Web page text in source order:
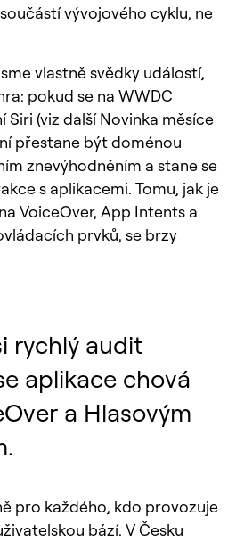
vývojového cyklu, ne
vlastně svědky událostí,
pokud se na WWDC
(viz další Novinka měsíce
přestane být doménou
znevýhodněním a stane se
s aplikacemi. Tomu, jak je
VoiceOver, App Intents a
prvků, se brzy
rychlý audit
aplikace chová
a Hlasovým
pro každého, kdo provozuje
bází. V Česku